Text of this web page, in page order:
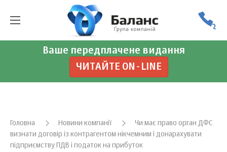
Ваше передплачене видання
ЧИТАЙТЕ ON-LINE
Головна Новини компанії
Чи має право орган ДФС
визнати договір із контрагентом нікчемним і донарахувати
підприємству ПДВ і податок на прибуток